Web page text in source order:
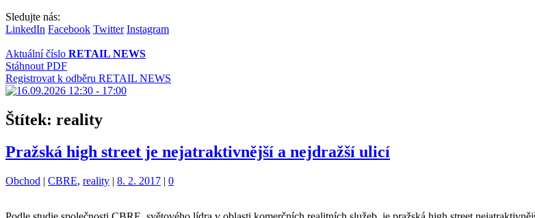
Sledujte nás:
LinkedIn Facebook Twitter Instagram
Aktuální číslo RETAIL NEWS
Stáhnout PDF
Registrovat k odběru RETAIL NEWS
Štítek: reality
Pražská high street je nejatraktivnější a nejdražší ulicí
Kategorie:
Obchod | Štítky:
CBRE, reality | 8. 2. 2017 | 0